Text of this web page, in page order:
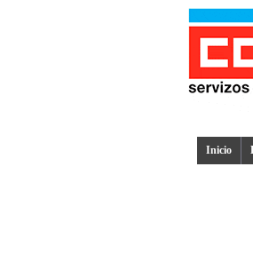
Inicio